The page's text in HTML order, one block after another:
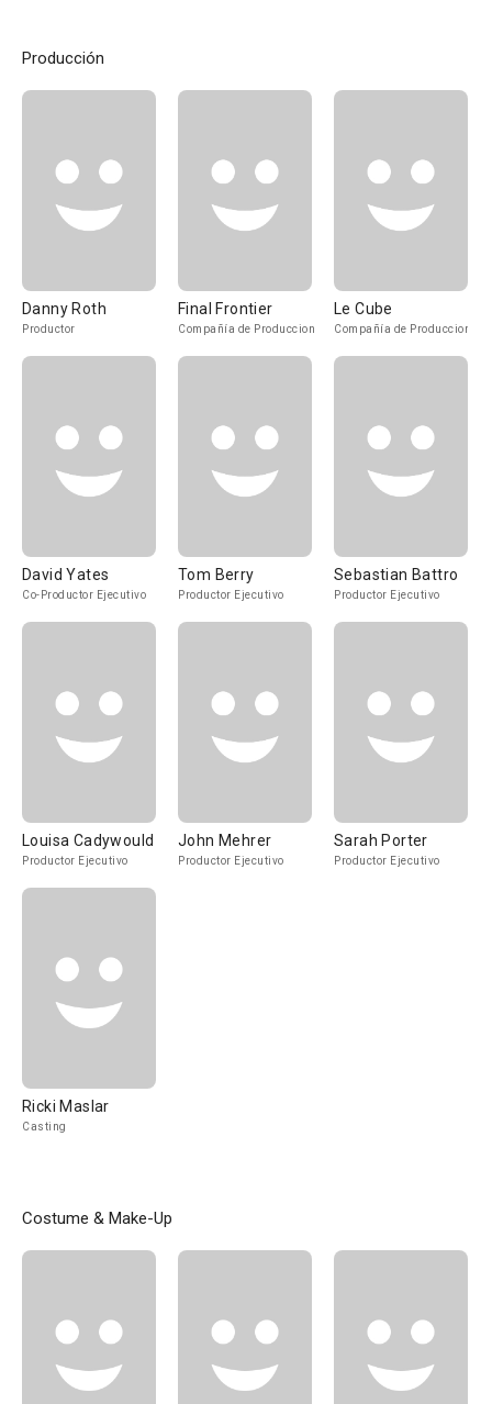
Producción
Danny Roth
Productor
Final Frontier
Compañía de Produccion
Le Cube
Compañía de Produccion
David Yates
Co-Productor Ejecutivo
Tom Berry
Productor Ejecutivo
Sebastian Battro
Productor Ejecutivo
Louisa Cadywould
Productor Ejecutivo
John Mehrer
Productor Ejecutivo
Sarah Porter
Productor Ejecutivo
Ricki Maslar
Casting
Costume & Make-Up